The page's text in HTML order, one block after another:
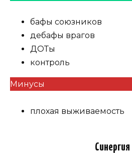
бафы союзников
дебафы врагов
ДОТы
контроль
Минусы
плохая выживаемость
Синергия